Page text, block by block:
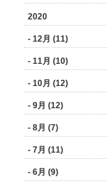
2020
- 12月 (11)
- 11月 (10)
- 10月 (12)
- 9月 (12)
- 8月 (7)
- 7月 (11)
- 6月 (9)